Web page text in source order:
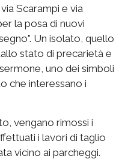
Scarampi e via
la posa di nuovi
Un isolato, quello
stato di precarietà e
uno dei simboli
che interessano i
vengano rimossi i
i lavori di taglio
vicino ai parcheggi.